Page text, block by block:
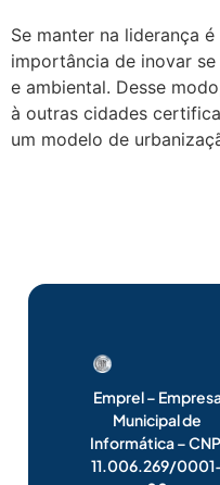
Se manter na liderança
importância de inovar
e ambiental. Desse
à outras cidades
um modelo de
Emprel –
Municipal de
Informática –
11.006.269/